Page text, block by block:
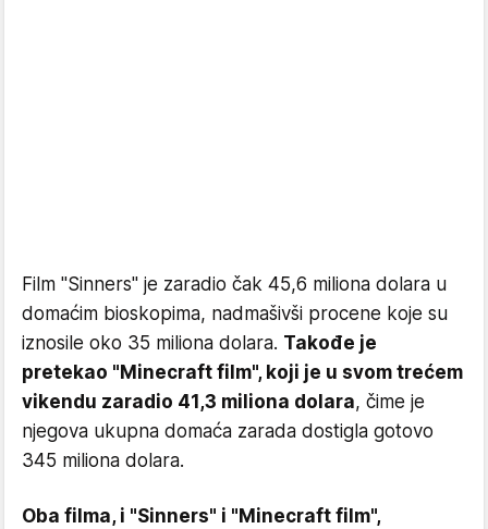
Film "Sinners" je zaradio čak 45,6 miliona dolara u
domaćim bioskopima, nadmašivši procene koje su
iznosile oko 35 miliona dolara. Takođe je
pretekao "Minecraft film", koji je u svom trećem
vikendu zaradio 41,3 miliona dolara, čime je
njegova ukupna domaća zarada dostigla gotovo
345 miliona dolara.
Oba filma, i "Sinners" i "Minecraft film",